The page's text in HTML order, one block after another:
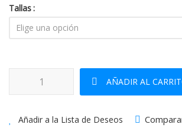
Tallas
Visera Verano marrón/azul/rojo cantidad
AÑADIR AL
Añadir a la Lista de Deseos